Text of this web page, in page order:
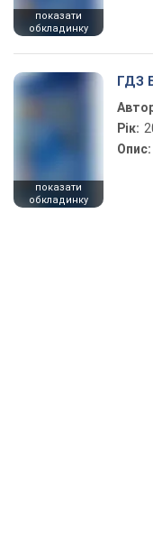
показати
обкладинку
показати
обкладинку
ГДЗ
Рік:
Опис: